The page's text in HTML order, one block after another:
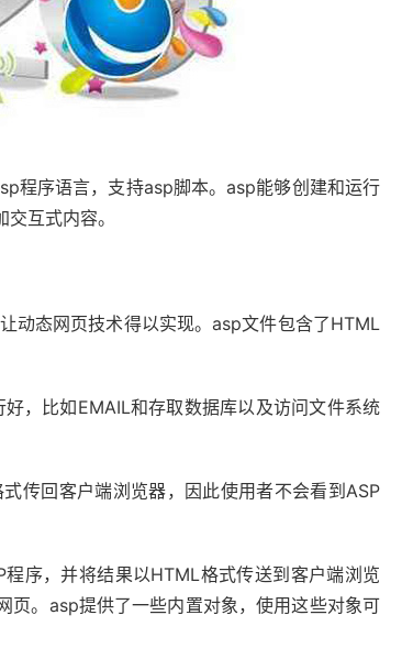
程序语言，支持asp脚本。asp能够创建和运行
互式内容。
动态网页技术得以实现。asp文件包含了HTML
，比如EMAIL和存取数据库以及访问文件系统
传回客户端浏览器，因此使用者不会看到ASP
序，并将结果以HTML格式传送到客户端浏览
页。asp提供了一些内置对象，使用这些对象可